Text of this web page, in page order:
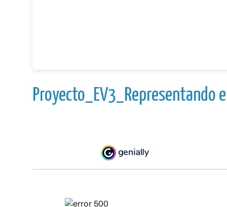
Proyecto_EV3_Representando